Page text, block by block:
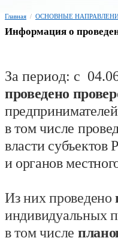
Главная / ОСНОВНЫЕ
Информация о
За период: с
проведено
в том числе
власти субъектов
и органов
Из них проведено
индивидуальных
в том числе